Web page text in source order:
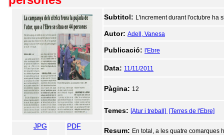
Subtitol: L'increment durant l'octubre ha
Autor: Adell, Vanesa
Publicació: l'Ebre
Data: 11/11/2011
Pàgina: 12
Temes: [Atur i treball] [Terres de l'Ebre]
JPG PDF
Resum: En total, a les quatre comarques